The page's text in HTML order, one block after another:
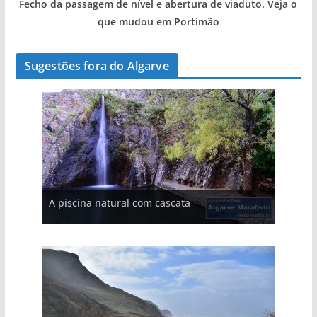
Fecho da passagem de nível e abertura de viaduto. Veja o
que mudou em Portimão
Sugestões fora do Algarve
A piscina natural com cascata
A aldeia mais portuguesa de Portugal (com
vídeo)
As portas do rio Tejo (com vídeo)